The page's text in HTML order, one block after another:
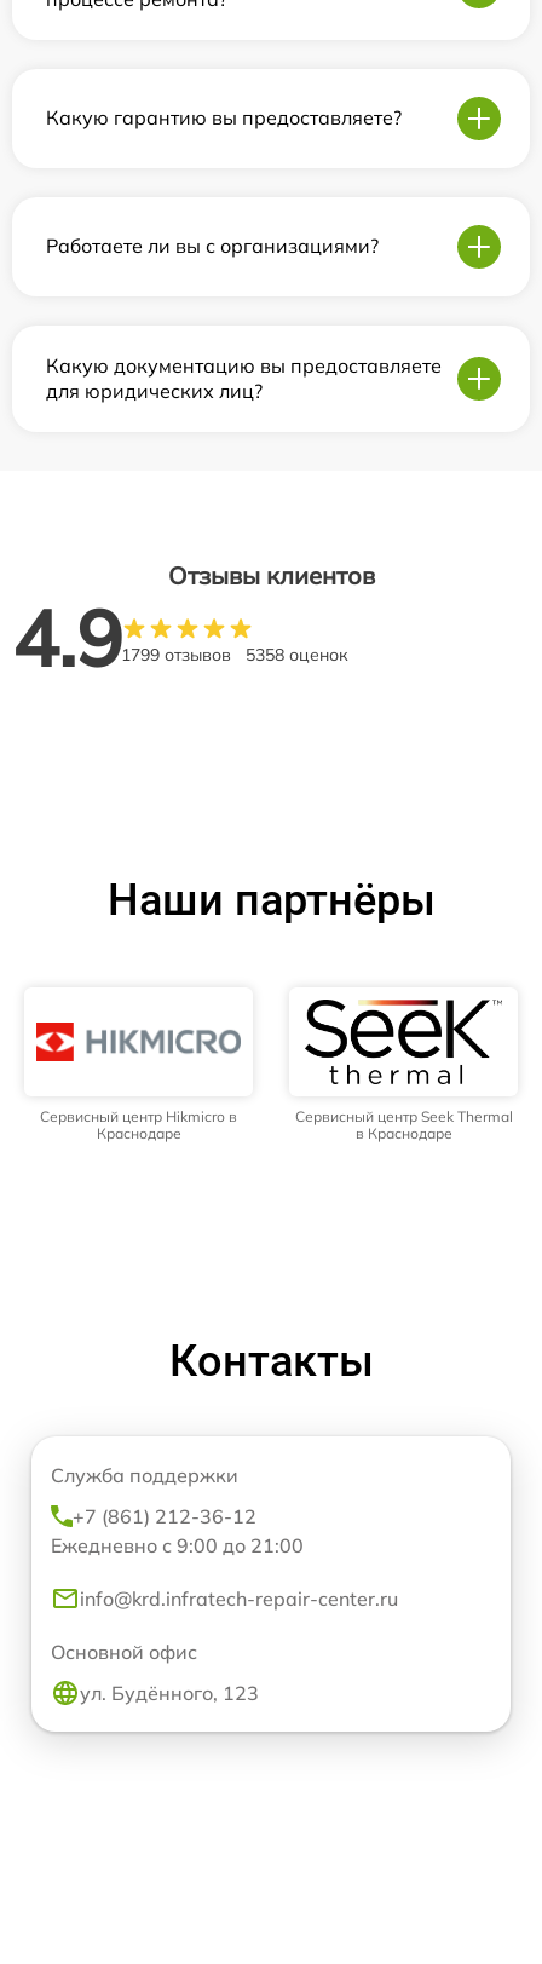
Какую гарантию вы предоставляете?
Работаете ли вы с организациями?
Какую документацию вы предоставляете
для юридических лиц?
Отзывы клиентов
4.91799 отзывов 5358 оценок
Наши партнёры
Сервисный центр Hikmicro в
Краснодаре
Сервисный центр Seek Thermal
в Краснодаре
Контакты
Служба поддержки
+7 (861) 212-36-12
Ежедневно с 9:00 до 21:00
info@krd.infratech-repair-center.ru
Основной офис
ул. Будённого, 123